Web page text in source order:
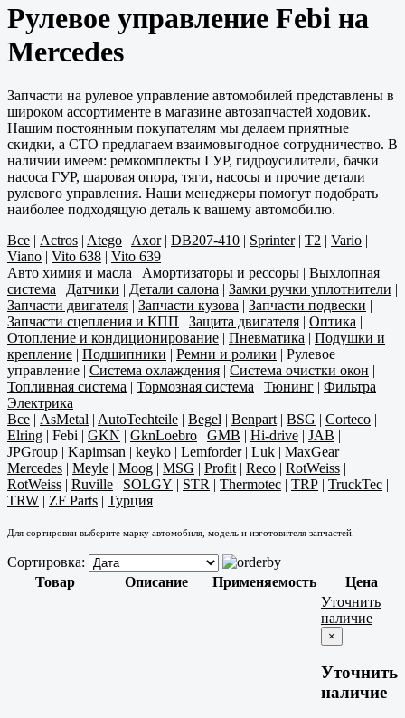
Рулевое управление Febi на
Mercedes
Запчасти на рулевое управление автомобилей представлены в
широком ассортименте в магазине автозапчастей ходовик.
Нашим постоянным покупателям мы делаем приятные
скидки, а СТО предлагаем взаимовыгодное сотрудничество. В
наличии имеем: ремкомплекты ГУР, гидроусилители, бачки
насоса ГУР, шаровая опора, тяги, насосы и прочие детали
рулевого управления. Наши менеджеры помогут подобрать
наиболее подходящую деталь к вашему автомобилю.
Все | Actros | Atego | Axor| DB207-410 | Sprinter| T2 | Vario |
Viano | Vito 638 | Vito 639
Авто химия и масла | Амортизаторы и рессоры | Выхлопная
система | Датчики | Детали салона | Замки ручки уплотнители |
Запчасти двигателя | Запчасти кузова | Запчасти подвески |
Запчасти сцепления и КПП | Защита двигателя | Оптика |
Отопление и кондиционирование | Пневматика | Подушки и
крепление | Подшипники | Ремни и ролики | Рулевое
управление | Система охлаждения | Система очистки окон |
Топливная система | Тормозная система | Тюнинг | Фильтра |
Электрика
Все | AsMetal | AutoTechteile | Begel | Benpart | BSG | Corteco |
Elring | Febi | GKN | GknLoebro | GMB | Hi-drive | JAB |
JPGroup | Kapimsan | keyko | Lemforder| Luk | MaxGear|
Mercedes | Meyle | Moog | MSG | Profit | Reco | RotWeiss |
RotWeiss | Ruville | SOLGY | STR | Thermotec | TRP | TruckTec |
TRW | ZF Parts | Турция
Для сортировки выберите марку автомобиля, модель и изготовителя запчастей.
Сортировка:
Товар
Описание Применяемость Цена
Уточнить
наличие
×
Уточнить
наличие